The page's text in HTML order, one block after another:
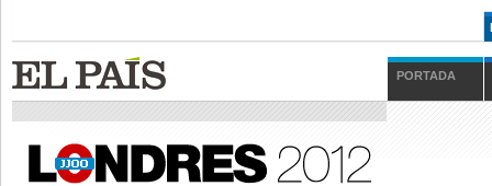
PORTADA